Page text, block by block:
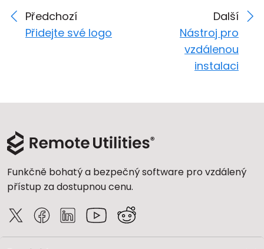
Předchozí
Přidejte své logo
Další
Nástroj pro
vzdálenou
instalaci
Funkčně bohatý a bezpečný software pro vzdálený
přístup za dostupnou cenu.